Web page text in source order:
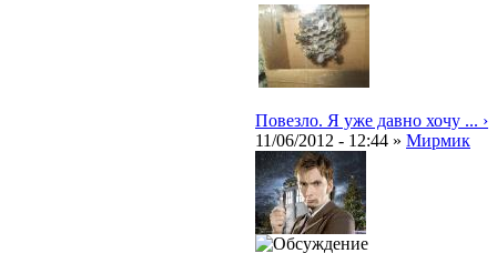
Повезло. Я уже давно хочу ... ›
11/06/2012 - 12:44 » Мирмик